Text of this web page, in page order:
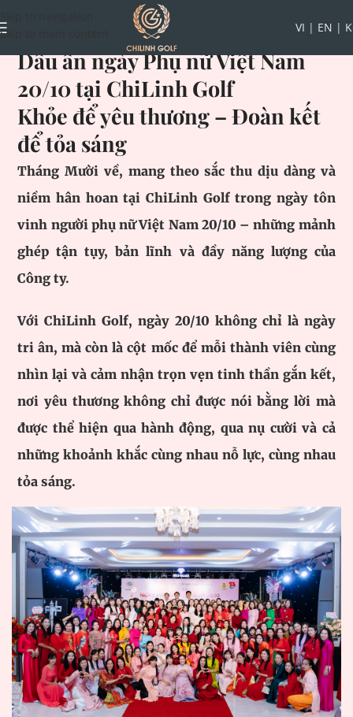
Skip to main content
VI | EN |
Dấu ấn ngày Phụ nữ Việt Nam
20/10 tại ChiLinh Golf
Khỏe để yêu thương – Đoàn kết
để tỏa sáng
Tháng Mười về, mang theo sắc thu dịu dàng và
niềm hân hoan tại ChiLinh Golf trong ngày tôn
vinh người phụ nữ Việt Nam 20/10 – những mảnh
ghép tận tụy, bản lĩnh và đầy năng lượng của
Công ty.
Với ChiLinh Golf, ngày 20/10 không chỉ là ngày
tri ân, mà còn là cột mốc để mỗi thành viên cùng
nhìn lại và cảm nhận trọn vẹn tinh thần gắn kết,
nơi yêu thương không chỉ được nói bằng lời mà
được thể hiện qua hành động, qua nụ cười và cả
những khoảnh khắc cùng nhau nỗ lực, cùng nhau
tỏa sáng.